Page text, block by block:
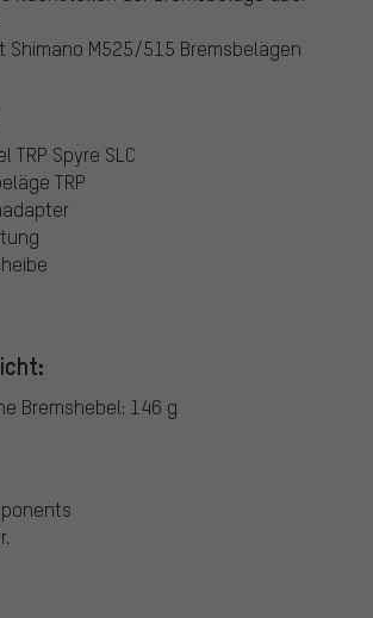
Shimano M525/515 Bremsbelägen
TRP Spyre SLC
TRP
Bremshebel: 146 g